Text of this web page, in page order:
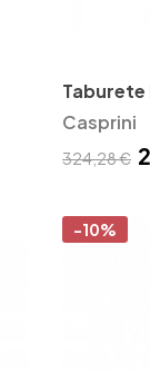
Taburete
Casprini
324,28 €
-10%